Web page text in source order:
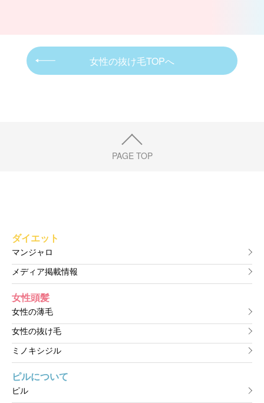
女性の抜け毛TOPへ
PAGE TOP
ダイエット
マンジャロ
メディア掲載情報
女性頭髪
女性の薄毛
女性の抜け毛
ミノキシジル
ピルについて
ピル